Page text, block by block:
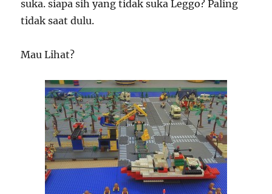
suka. siapa sih yang tidak suka Leggo? Paling
tidak saat dulu.
Mau Lihat?